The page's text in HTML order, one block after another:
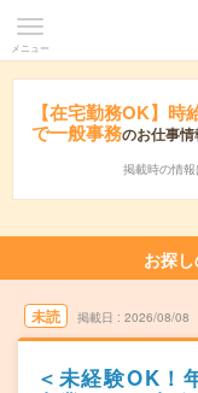
メニュー
【在宅勤務OK】
で一般事務のお仕事
掲載時の情報
お探
未読 掲載日 2026/08/08
＜未経験OK！